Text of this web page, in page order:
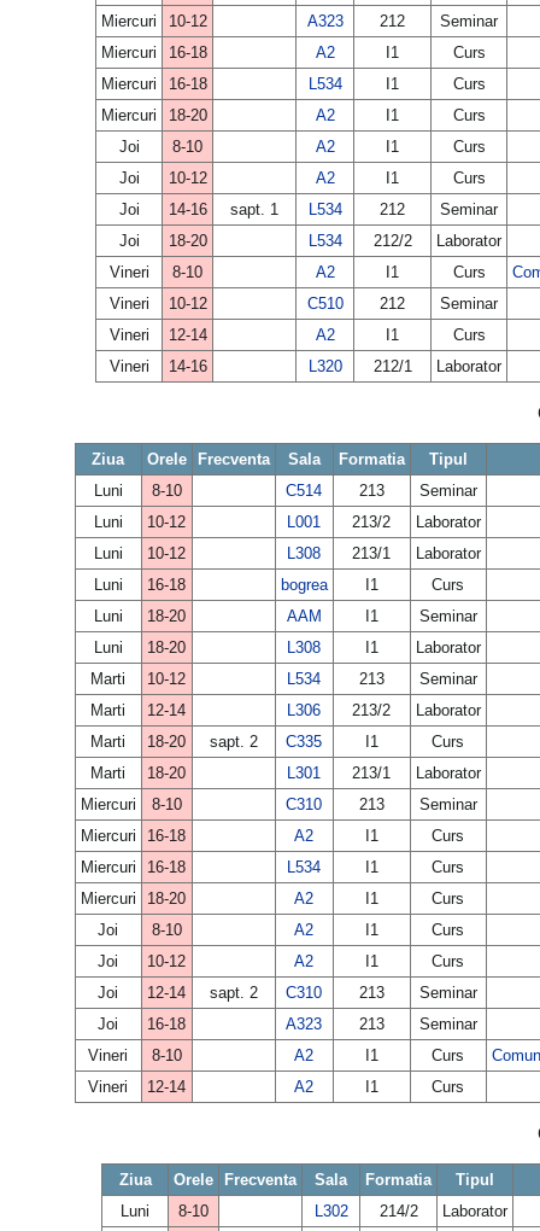
Miercuri
10-12 A323 212
Seminar
Miercuri
16-18 A2 I1
Curs
Miercuri
16-18 L534 I1
Curs
Miercuri
18-20 A2 I1
Curs
Joi
8-10 A2 I1
Curs
Joi
10-12 A2 I1
Curs
Joi
14-16 sapt. 1 L534 212
Seminar
Joi
18-20 L534 212/2
Laborator
Vineri
8-10 A2 I1 Curs
Vineri
10-12 C510 212
Seminar
Vineri
12-14 A2 I1
Curs
Vineri
14-16 L320 212/1 Laborator
Ziua Orele Frecventa Sala Formatia
Tipul
Luni
8-10 C514 213
Seminar
Luni
10-12 L001 213/2
Laborator
Luni
10-12 L308 213/1
Laborator
Luni
16-18 bogrea I1
Curs
Luni
18-20 AAM I1
Seminar
Luni
18-20 L308 I1
Laborator
Marti
10-12 L534 213
Seminar
Marti
12-14 L306 213/2
Laborator
Marti
18-20 sapt. 2 C335 I1
Curs
Marti
18-20 L301 213/1
Laborator
Miercuri
8-10 C310 213
Seminar
Miercuri
16-18 A2 I1
Curs
Miercuri
16-18 L534 I1
Curs
Miercuri
18-20 A2 I1
Curs
Joi
8-10 A2 I1
Curs
Joi
10-12 A2 I1
Curs
Joi
12-14 sapt. 2 C310 213
Seminar
Joi
16-18 A323 213
Seminar
Vineri
8-10 A2 I1 Curs
Vineri
12-14 A2 I1 Curs
Ziua Orele Frecventa Sala Formatia
Tipul
Luni
8-10 L302 214/2
Laborator